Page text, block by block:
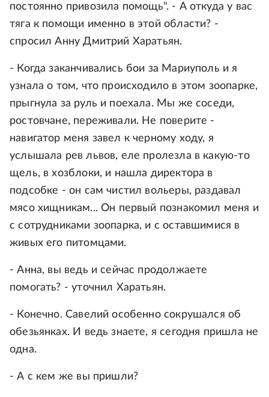
постоянно привозила помощь". - А откуда у вас
тяга к помощи именно в этой области? -
спросил Анну Дмитрий Харатьян.
- Когда заканчивались бои за Мариуполь и я
узнала о том, что происходило в этом зоопарке,
прыгнула за руль и поехала. Мы же соседи,
ростовчане, переживали. Не поверите -
навигатор меня завел к черному ходу, я
услышала рев львов, еле пролезла в какую-то
щель, в хозблоки, и нашла директора в
подсобке - он сам чистил вольеры, раздавал
мясо хищникам... Он первый познакомил меня и
с сотрудниками зоопарка, и с оставшимися в
живых его питомцами.
- Анна, вы ведь и сейчас продолжаете
помогать? - уточнил Харатьян.
- Конечно. Савелий особенно сокрушался об
обезьянках. И ведь знаете, я сегодня пришла не
одна.
- А с кем же вы пришли?